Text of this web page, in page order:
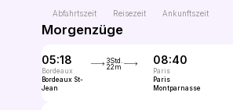
Abfahrtszeit Reisezeit Ankunftszeit
Morgenzüge
05:18
Bordeaux
Bordeaux St-
Jean
3Std.
22m
08:40
Paris
Paris
Montparnasse